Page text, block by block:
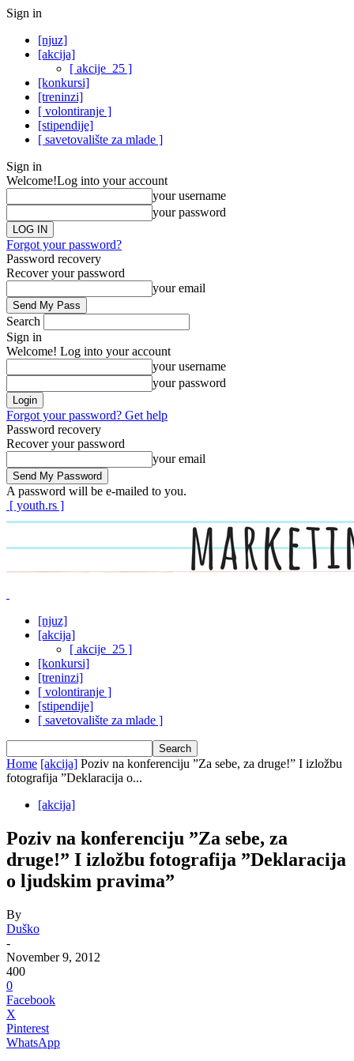
Sign in
[njuz]
[akcija]
[ akcije_25 ]
[konkursi]
[treninzi]
[ volontiranje ]
[stipendije]
[ savetovalište za mlade ]
Sign in
Welcome!Log into your account
your username
your password
Forgot your password?
Password recovery
Recover your password
your email
Search
Sign in
Welcome! Log into your account
your username
your password
Forgot your password? Get help
Password recovery
Recover your password
your email
A password will be e-mailed to you.
[ youth.rs ]
[njuz]
[akcija]
[ akcije_25 ]
[konkursi]
[treninzi]
[ volontiranje ]
[stipendije]
[ savetovalište za mlade ]
Home [akcija] Poziv na konferenciju ”Za sebe, za druge!” I izložbu
fotografija ”Deklaracija o...
[akcija]
Poziv na konferenciju ”Za sebe, za
druge!” I izložbu fotografija ”Deklaracija
o ljudskim pravima”
By
Duško
-
November 9, 2012
400
0
Facebook
X
Pinterest
WhatsApp